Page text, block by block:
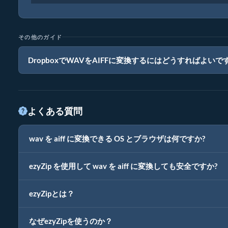
その他のガイド
DropboxでWAVをAIFFに変換するにはどうすればよいで
よくある質問
wav を aiff に変換できる OS とブラウザは何ですか?
ezyZip を使用して wav を aiff に変換しても安全ですか?
ezyZipとは？
なぜezyZipを使うのか？